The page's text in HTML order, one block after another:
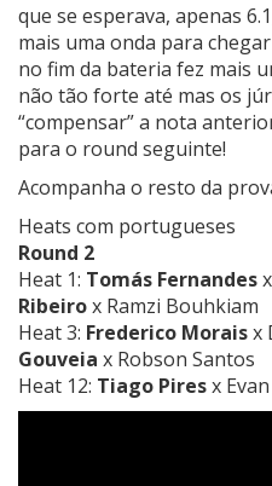
que se esperava, apenas
mais uma onda para
no fim da bateria fez mais
não tão forte até mas os
“compensar” a nota
para o round seguinte!
Acompanha o resto da
Heats com portugueses
Round 2
Heat 1: Tomás Fernandes
Ribeirox Ramzi Bouhkiam
Heat 3: Frederico Moraisx
Gouveia x Robson Santos
Heat 12: Tiago Piresx